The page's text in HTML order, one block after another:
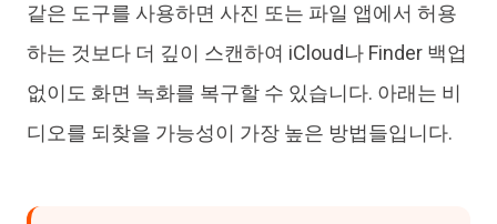
같은 도구를 사용하면 사진 또는 파일 앱에서 허용
하는 것보다 더 깊이 스캔하여 iCloud나 Finder 백업
없이도 화면 녹화를 복구할 수 있습니다. 아래는 비
디오를 되찾을 가능성이 가장 높은 방법들입니다.